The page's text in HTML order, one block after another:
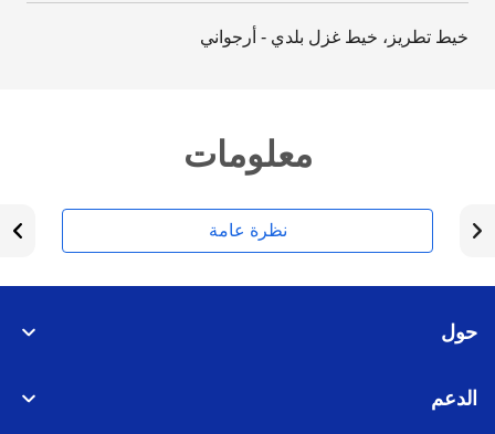
خيط تطريز، خيط غزل بلدي - أرجواني
معلومات
نظرة عامة
حول
الدعم